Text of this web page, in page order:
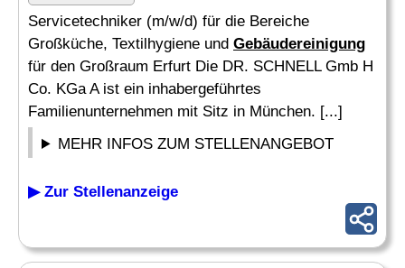
Servicetechniker (m/w/d) für die Bereiche
Großküche, Textilhygiene und Gebäudereinigung
für den Großraum Erfurt Die DR. SCHNELL Gmb H
Co. KGa A ist ein inhabergeführtes
Familienunternehmen mit Sitz in München. [...]
MEHR INFOS ZUM STELLENANGEBOT
▶ Zur Stellenanzeige